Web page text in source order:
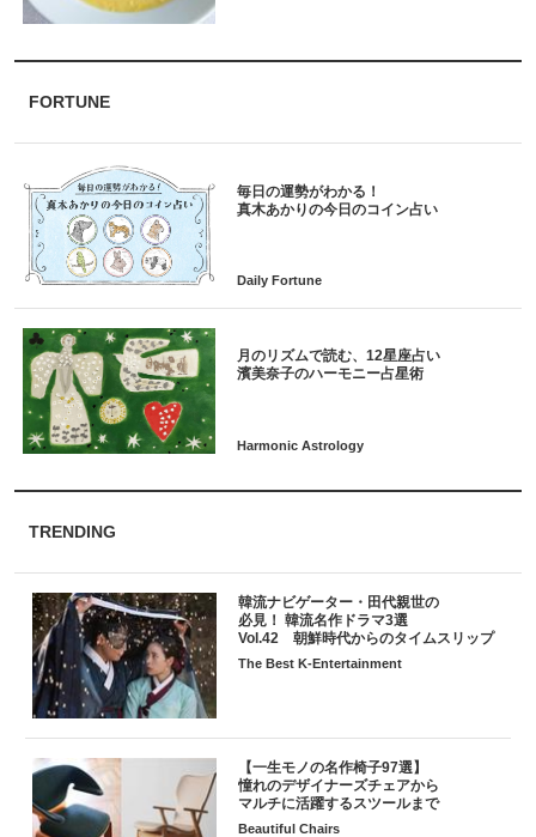
FORTUNE
毎日の運勢がわかる！
月のリズムで読む、12星座占い
TRENDING
韓流ナビゲーター・田代親世の
必見！ 韓流名作ドラマ3選
Vol.42 朝鮮時代からのタイムスリップ
The Best K-Entertainment
【一生モノの名作椅子97選】
憧れのデザイナーズチェアから
マルチに活躍するスツールまで
Beautiful Chairs